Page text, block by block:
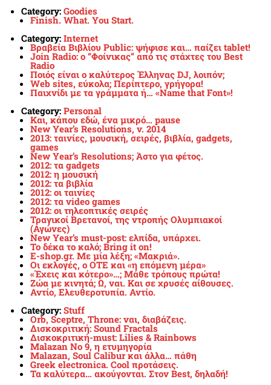
Category: Goodies
Finish. What. You Start.
Category: Internet
Βραβεία Βιβλίου Public: ψήφισε και… παίζει tablet!
Join Radio: ο “Φοίνικας” από τις στάχτες του Best
Radio
Ποιός είναι ο καλύτερος Έλληνας DJ, λοιπόν;
Web sites, εύκολα; Περίπτερο, γρήγορα!
Παιχνίδι με τα γράμματα ή… «Name that Font»!
Category: Personal
Και, κάπου εδώ, ένα μικρό… pause
New Year’s Resolutions, v. 2014
2013: ταινίες, μουσική, σειρές, βιβλία, gadgets,
games
New Year’s Resolutions; Άστο για φέτος.
2012: τα gadgets
2012: η μουσική
2012: τα βιβλία
2012: οι ταινίες
2012: τα video games
2012: οι τηλεοπτικές σειρές
Τραγικοί Βρετανοί, της ντροπής Ολυμπιακοί
(Αγώνες)
New Year’s must-post: ελπίδα, υπάρχει.
To δέκα το καλό; Bring it on!
E-shop.gr. Με μία λέξη; «Μακριά».
Οι εκλογές, ο ΟΤΕ και «η επόμενη μέρα»
«Έχεις και κότερο»…; Μάθε τρόπους πρώτα!
Ζώα με κινητά; Ω, ναι. Και σε χρυσές αίθουσες.
Αντίο, Ελευθεροτυπία. Αντίο.
Category: Stuff
Orb, Sceptre, Throne: ναι, διαβάζεις.
Δισκοκριτική: Sound Fractals
Δισκοκριτική-must: Lilies & Rainbows
Malazan No 9, η ετυμηγορία
Malazan, Soul Calibur και άλλα… πάθη
Greek electronica. Cool προτάσεις.
Τα καλύτερα… ακούγονται. Στον Best, δηλαδή!